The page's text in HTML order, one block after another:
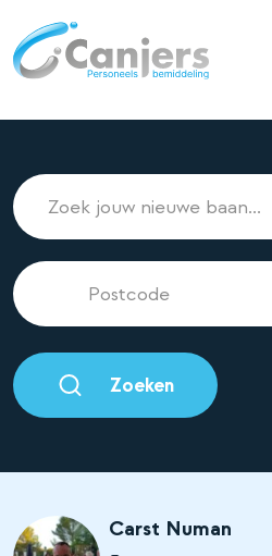
Zoeken
Carst Numan